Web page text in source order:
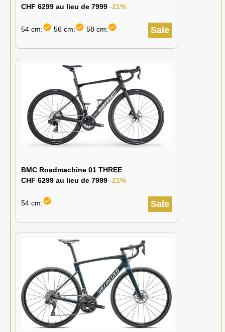
CHF 6299 au lieu de 7999 -21%
Sale
54 cm:check_circle 56 cm:check_circle 58 cm:check_circle
BMC Roadmachine 01 THREE
CHF 6299 au lieu de 7999 -21%
Sale
54 cm:check_circle